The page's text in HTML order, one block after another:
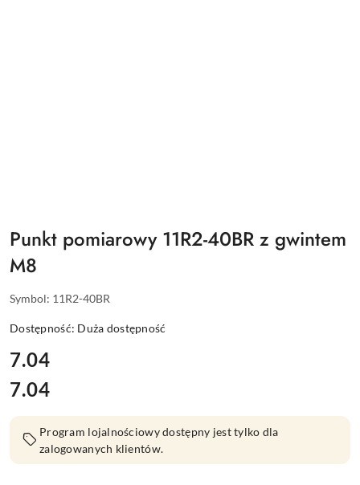
Punkt pomiarowy 11R2-40BR z gwintem
M8
Symbol: 11R2-40BR
Dostępność: Duża dostępność
cena:
7.04
Cena:
7.04
Program lojalnościowy dostępny jest tylko dla
zalogowanych klientów.